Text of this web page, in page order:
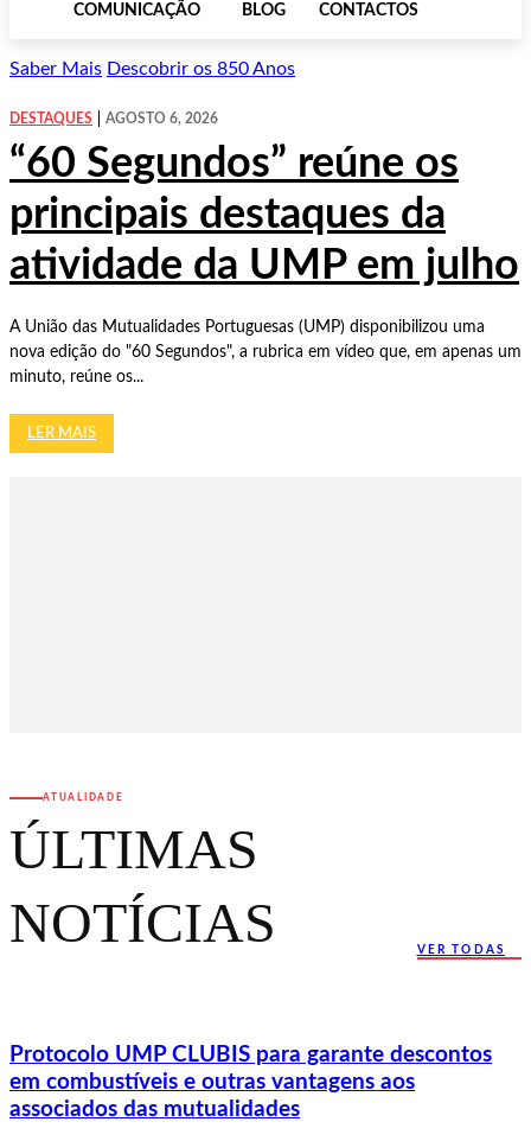
COMUNICAÇÃO BLOG CONTACTOS
Saber Mais Descobrir os 850 Anos
DESTAQUES AGOSTO 6, 2026
“60 Segundos” reúne os
principais destaques da
atividade da UMP em julho
A União das Mutualidades Portuguesas (UMP) disponibilizou uma
nova edição do "60 Segundos", a rubrica em vídeo que, em apenas um
minuto, reúne os...
LER MAIS
ATUALIDADE
ÚLTIMAS
NOTÍCIAS
VER TODAS
Protocolo UMP CLUBIS para garante descontos
em combustíveis e outras vantagens aos
associados das mutualidades